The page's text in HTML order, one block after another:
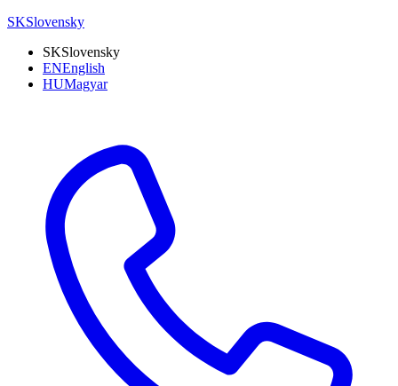
SKSlovensky
SKSlovensky
ENEnglish
HUMagyar